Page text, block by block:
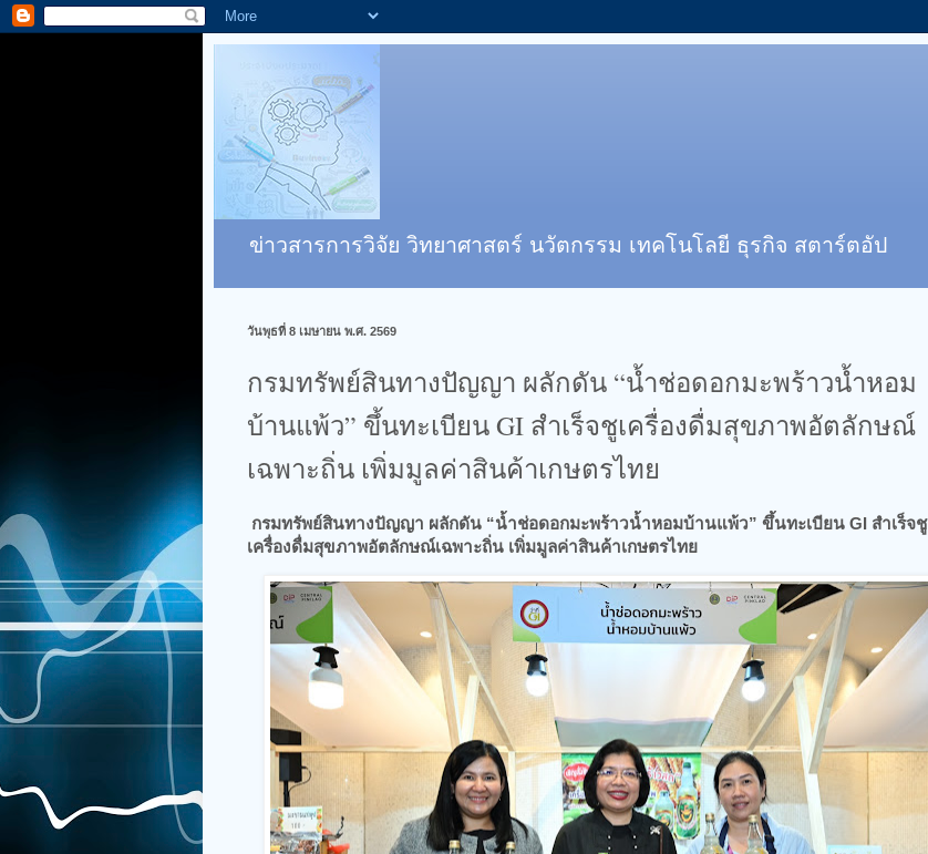
ข่าวสารการวิจัย วิทยาศาสตร์ นวัตกรรม เทคโนโลยี ธุรกิจ สตาร์ตอัป
วันพุธที่ 8 เมษายน พ.ศ. 2569
กรมทรัพย์สินทางปัญญา ผลักดัน “น้ำช่อดอกมะพร้าวน้ำหอม
บ้านแพ้ว” ขึ้นทะเบียน GI สำเร็จชูเครื่องดื่มสุขภาพอัตลักษณ์
เฉพาะถิ่น เพิ่มมูลค่าสินค้าเกษตรไทย
กรมทรัพย์สินทางปัญญา ผลักดัน “น้ำช่อดอกมะพร้าวน้ำหอมบ้านแพ้ว” ขึ้นทะเบียน GI สำเร็จชู
เครื่องดื่มสุขภาพอัตลักษณ์เฉพาะถิ่น เพิ่มมูลค่าสินค้าเกษตรไทย